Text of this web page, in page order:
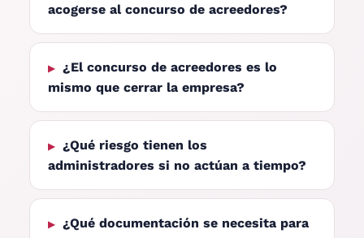
acogerse al concurso de acreedores?
¿El concurso de acreedores es lo
mismo que cerrar la empresa?
¿Qué riesgo tienen los
administradores si no actúan a tiempo?
¿Qué documentación se necesita para